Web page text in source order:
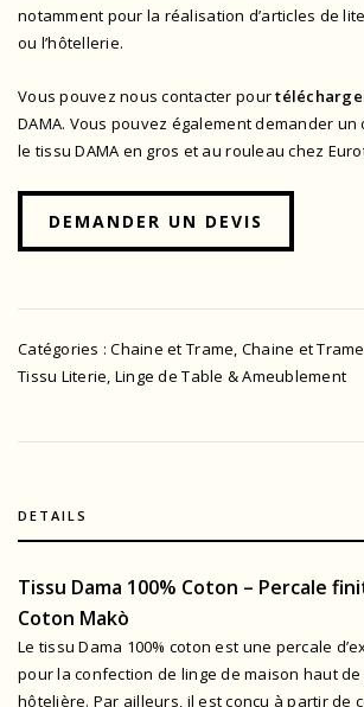
notamment pour la réalisation d’articles de
ou l’hôtellerie.
Vous pouvez nous contacter pour
DAMA. Vous pouvez également demander
le tissu DAMA en gros et au rouleau chez
DEMANDER UN DEVIS
Catégories :Chaine et Trame, Chaine et
Tissu Literie, Linge de Table & Ameublement
DETAILS
Tissu Dama 100% Coton – Percale
Coton Makò
Le tissu Dama 100% coton est une percale
pour la confection de linge de maison haut
hôtelière. Par ailleurs, il est conçu à partir de